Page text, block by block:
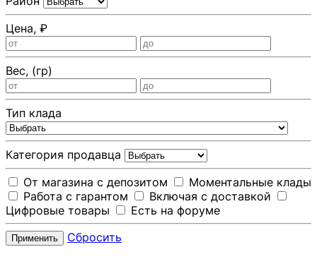
Цена, ₽
Вес, (гр)
Тип клада
Категория продавца
От магазина с депозитом
Моментальные клады
Работа с гарантом
Включая с доставкой
Цифровые товары
Есть на форуме
Применить Сбросить